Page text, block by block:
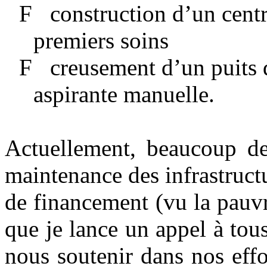
F
construction d’un
premiers soins
F
creusement d’un puits
aspirante manuelle.
Actuellement, beaucoup
maintenance des
de financement (vu la
que je lance un appel à
nous soutenir dans nos